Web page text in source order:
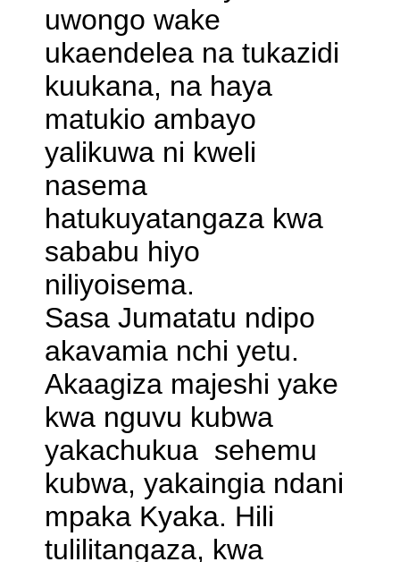
uwongo wake
ukaendelea na tukazidi
kuukana, na haya
matukio ambayo
yalikuwa ni kweli
nasema
hatukuyatangaza kwa
sababu hiyo
niliyoisema.
Sasa Jumatatu ndipo
akavamia nchi yetu.
Akaagiza majeshi yake
kwa nguvu kubwa
yakachukua sehemu
kubwa, yakaingia ndani
mpaka Kyaka. Hili
tulilitangaza, kwa